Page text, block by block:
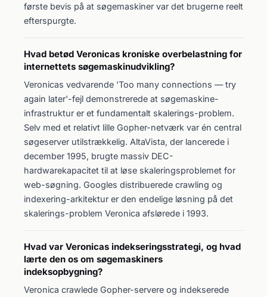
første bevis på at søgemaskiner var det brugerne reelt
efterspurgte.
Hvad betød Veronicas kroniske overbelastning for
internettets søgemaskinudvikling?
Veronicas vedvarende 'Too many connections — try
again later'-fejl demonstrerede at søgemaskine-
infrastruktur er et fundamentalt skalerings-problem.
Selv med et relativt lille Gopher-netværk var én central
søgeserver utilstrækkelig. AltaVista, der lancerede i
december 1995, brugte massiv DEC-
hardwarekapacitet til at løse skaleringsproblemet for
web-søgning. Googles distribuerede crawling og
indexering-arkitektur er den endelige løsning på det
skalerings-problem Veronica afslørede i 1993.
Hvad var Veronicas indekseringsstrategi, og hvad
lærte den os om søgemaskiners
indeksopbygning?
Veronica crawlede Gopher-servere og indekserede